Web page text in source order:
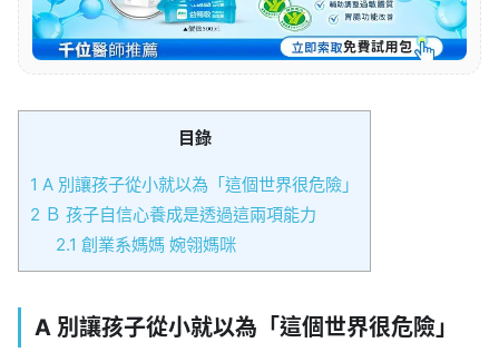
目錄
1 A 別讓孩子從小就以為「這個世界很危險」
2 Ｂ 孩子自信心養成是透過這兩項能力
2.1 創業系媽媽 婉翎媽咪
A 別讓孩子從小就以為「這個世界很危險」